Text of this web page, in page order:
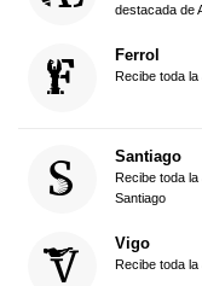
destacada de
Ferrol
Recibe toda
Santiago
Recibe toda
Santiago
Vigo
Recibe toda